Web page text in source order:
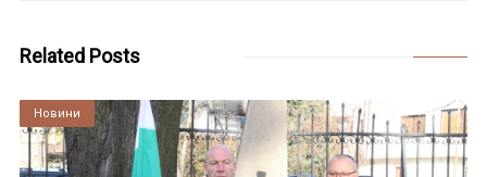
Related Posts
Култура
Новини